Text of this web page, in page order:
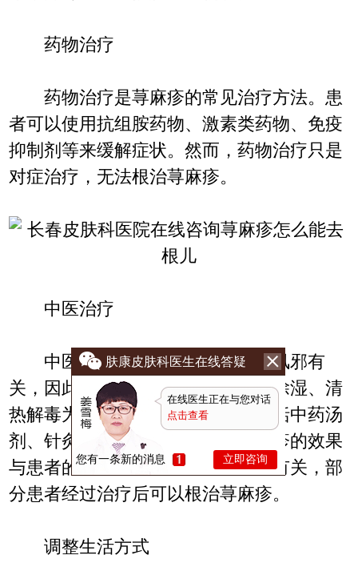
药物治疗
药物治疗是荨麻疹的常见治疗方法。患
者可以使用抗组胺药物、激素类药物、免疫
抑制剂等来缓解症状。然而，药物治疗只是
对症治疗，无法根治荨麻疹。
中医治疗
中医认为荨麻疹与体内湿气、风邪有
关，因此中医治疗荨麻疹多以祛风除湿、清
热解毒为原则。常见的中医疗法包括中药汤
剂、针灸、拔罐等。中医治疗荨麻疹的效果
与患者的病情、体质以及治疗方式有关，部
分患者经过治疗后可以根治荨麻疹。
调整生活方式
肤康皮肤科医生在线答疑
在线医生正在与您对话
点击查看
您有一条新的消息 立即咨询